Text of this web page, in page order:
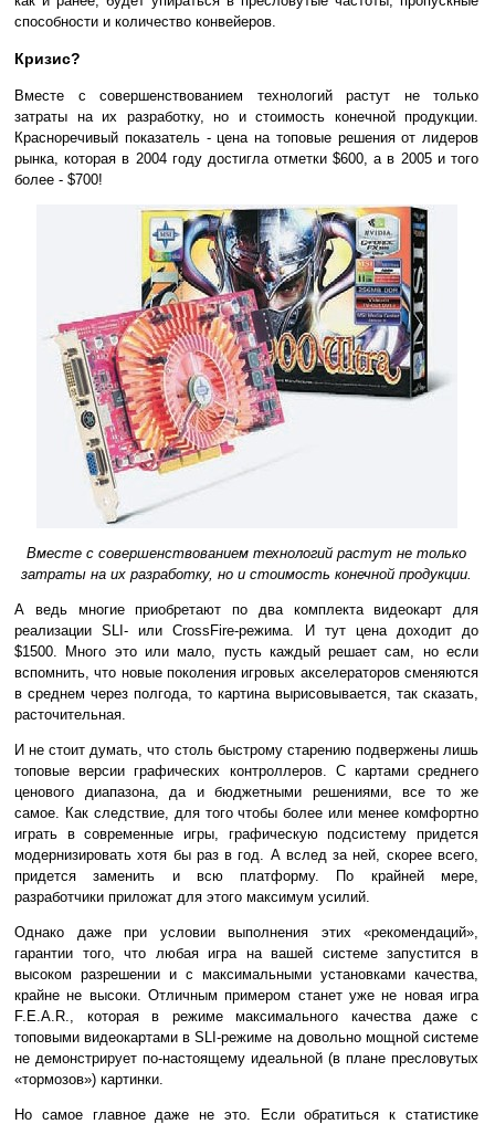
способности и количество конвейеров.
Кризис?
Вместе с совершенствованием технологий растут не только
затраты на их разработку, но и стоимость конечной продукции.
Красноречивый показатель - цена на топовые решения от лидеров
рынка, которая в 2004 году достигла отметки $600, а в 2005 и того
более - $700!
Вместе с совершенствованием технологий растут не только
затраты на их разработку, но и стоимость конечной продукции.
А ведь многие приобретают по два комплекта видеокарт для
реализации SLI- или CrossFire-режима. И тут цена доходит до
$1500. Много это или мало, пусть каждый решает сам, но если
вспомнить, что новые поколения игровых акселераторов сменяются
в среднем через полгода, то картина вырисовывается, так сказать,
расточительная.
И не стоит думать, что столь быстрому старению подвержены лишь
топовые версии графических контроллеров. С картами среднего
ценового диапазона, да и бюджетными решениями, все то же
самое. Как следствие, для того чтобы более или менее комфортно
играть в современные игры, графическую подсистему придется
модернизировать хотя бы раз в год. А вслед за ней, скорее всего,
придется заменить и всю платформу. По крайней мере,
разработчики приложат для этого максимум усилий.
Однако даже при условии выполнения этих «рекомендаций»,
гарантии того, что любая игра на вашей системе запустится в
высоком разрешении и с максимальными установками качества,
крайне не высоки. Отличным примером станет уже не новая игра
F.E.A.R., которая в режиме максимального качества даже с
топовыми видеокартами в SLI-режиме на довольно мощной системе
не демонстрирует по-настоящему идеальной (в плане пресловутых
«тормозов») картинки.
Но самое главное даже не это. Если обратиться к статистике